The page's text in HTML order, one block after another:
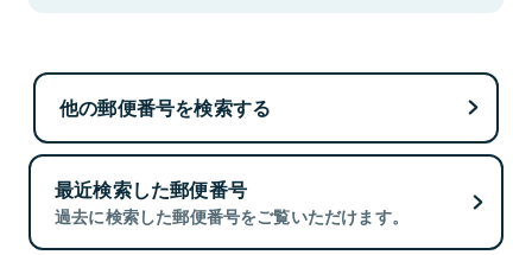
他の郵便番号を検索する
最近検索した郵便番号
過去に検索した郵便番号をご覧いただけます。